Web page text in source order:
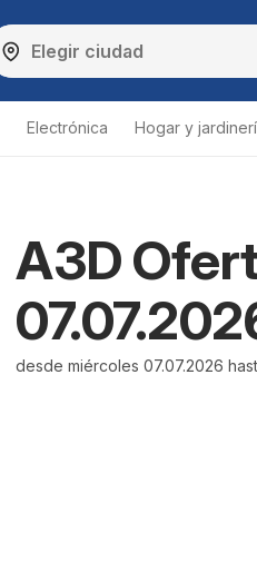
Electrónica Hogar y
A3D
desde miércoles 07.07.2026